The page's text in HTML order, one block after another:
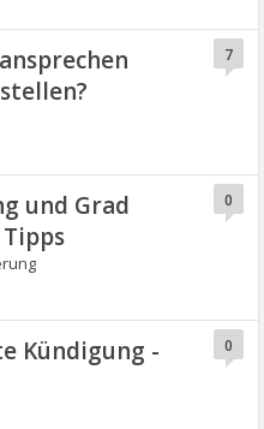
7
und Grad
0
Kündigung -
0